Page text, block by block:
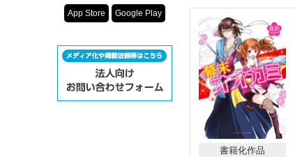
動画あり
千隼くんは、お父
わたしのそばにい
…だけど、そんな
「咲姫に手ぇ出し
暴走族『WhiteLilly』
生徒会長は、総長
叶兎(Kanato)♂
×
胡桃(Kurumi)♀
書籍化作品
App Store Google Play